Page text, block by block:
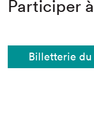
Participer
Billetterie du